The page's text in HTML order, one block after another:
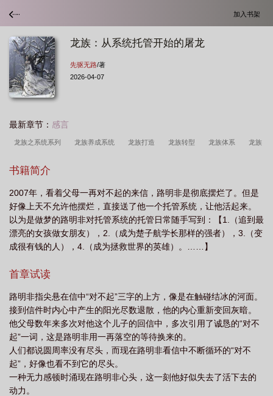
加入书架
龙族：从系统托管开始的屠龙
先驱无路/著
2026-04-07
最新章节： 感言
龙族之系统系列 龙族养成系统 龙族打造 龙族转型 龙族体系 龙族
龙族的系统流
统 龙族同人系统 龙族拖更 龙族主角团 龙族主角的 龙族系统
流 龙族主角 “龙族”
书籍简介
2007年，看着父母一再对不起的来信，路明非是彻底摆烂了。但是
好像上天不允许他摆烂，直接送了他一个托管系统，让他活起来。
以为是做梦的路明非对托管系统的托管日常随手写到：【1.（追到最
漂亮的女孩做女朋友），2.（成为楚子航学长那样的强者），3.（变
成很有钱的人），4.（成为拯救世界的英雄）。……】
首章试读
路明非指尖悬在信中“对不起”三字的上方，像是在触碰结冰的河面。
接到信件时内心中产生的阳光尽数退散，他的内心重新变回灰暗。
他父母数年来多次对他这个儿子的回信中，多次引用了诚恳的“对不
起”一词，这是路明非用一再落空的等待换来的。
人们都说圆周率没有尽头，而现在路明非看信中不断循环的“对不
起”，好像也看不到它的尽头。
一种无力感顿时涌现在路明非心头，这一刻他好似失去了活下去的
动力。